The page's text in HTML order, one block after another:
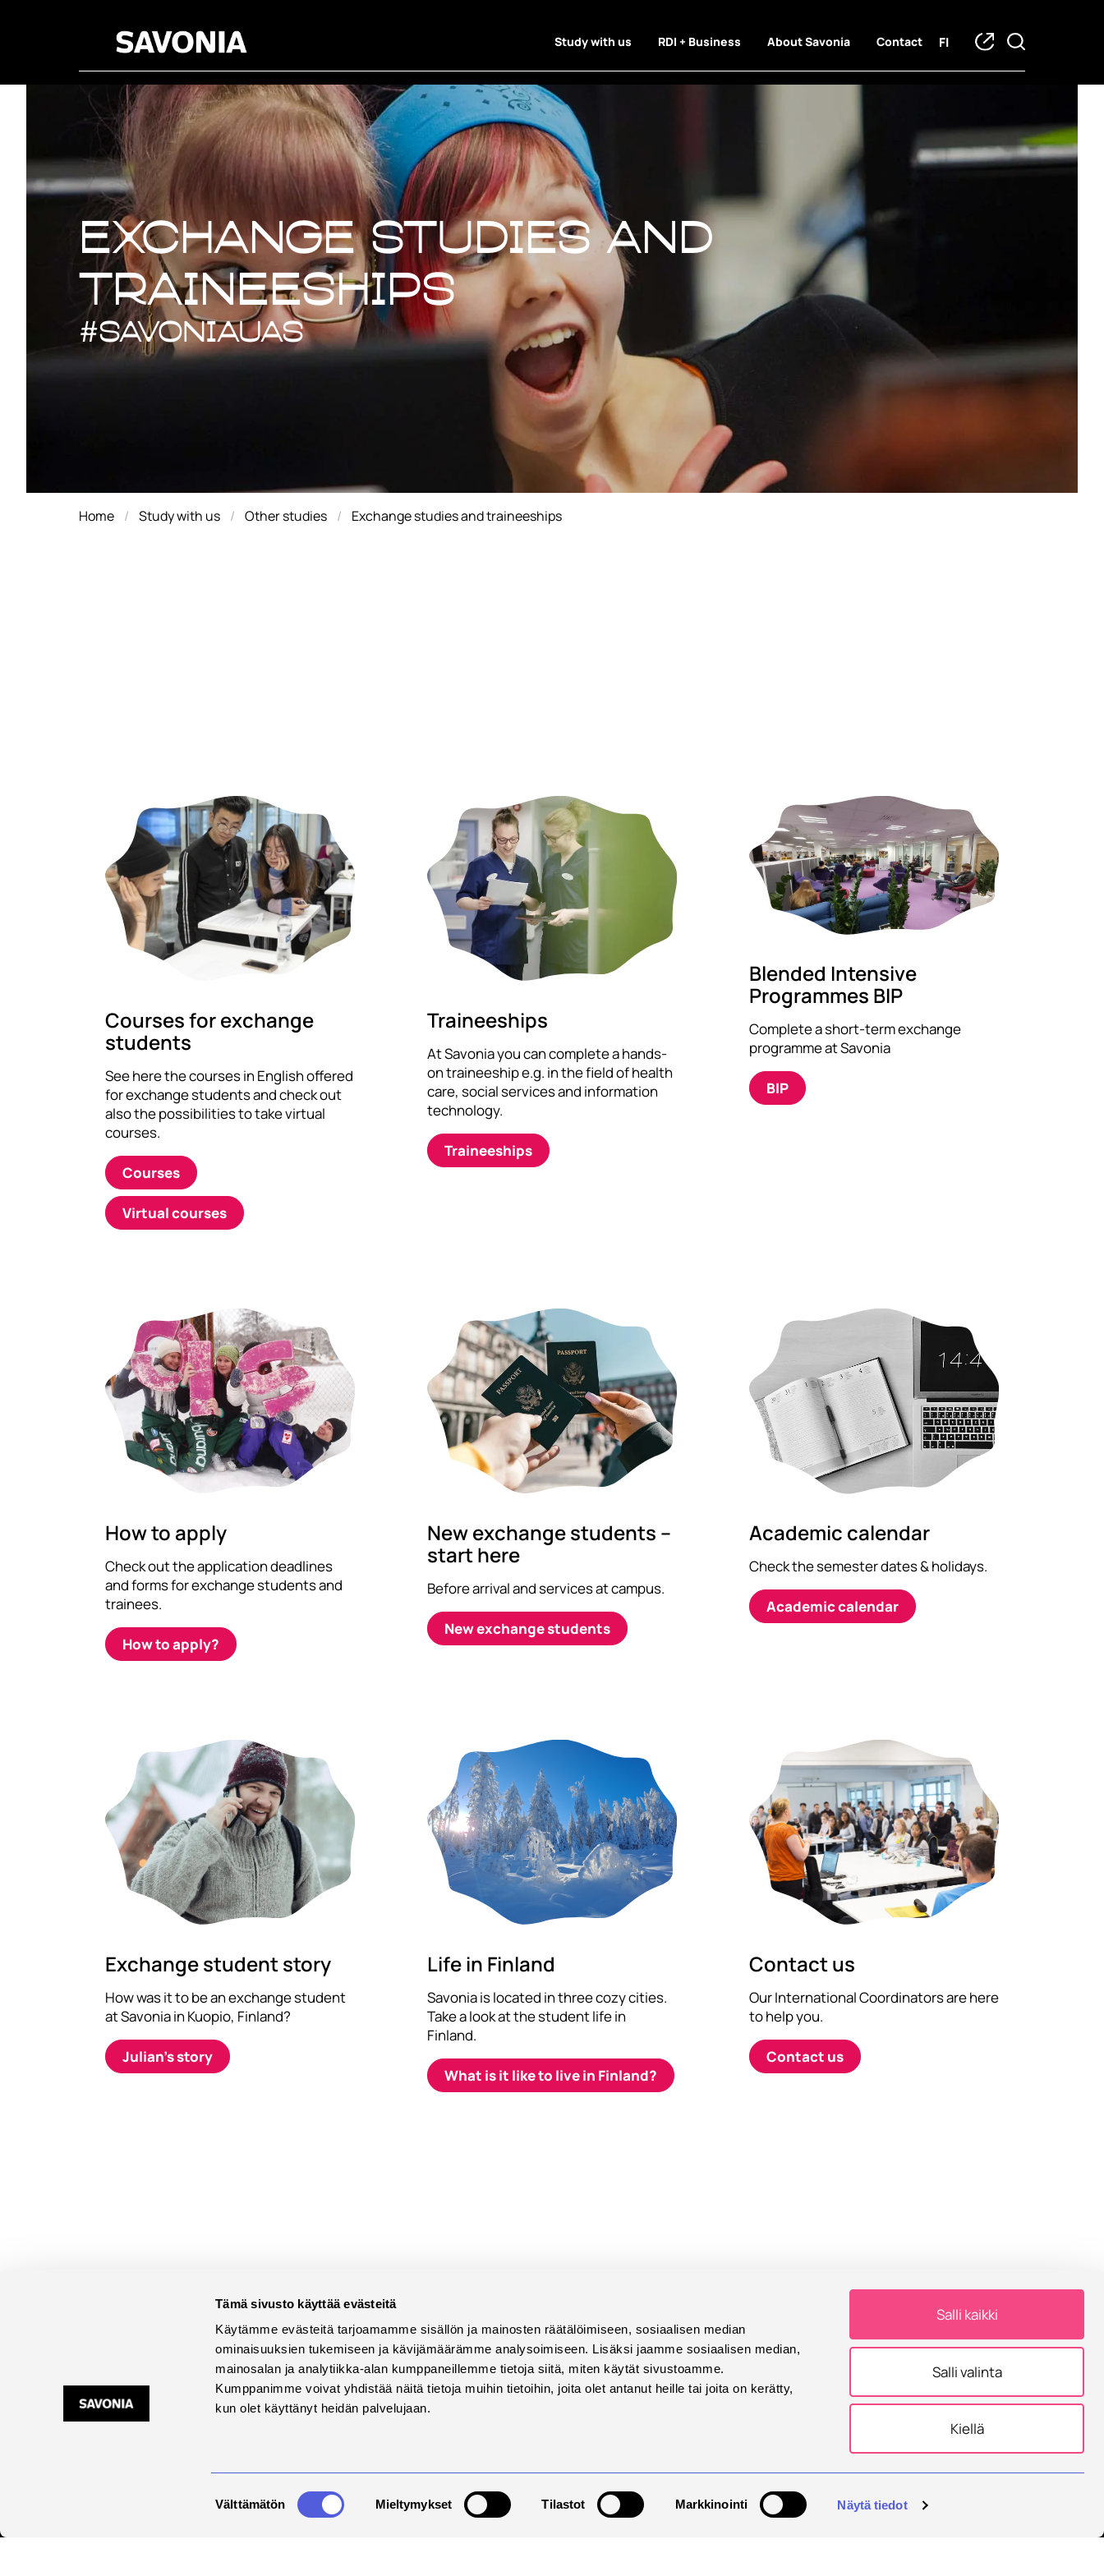
Tämä sivusto käyttää evästeitä
Käytämme evästeitä tarjoamamme sisällön ja mainosten räätälöimiseen, sosiaalisen median
ominaisuuksien tukemiseen ja kävijämäärämme analysoimiseen. Lisäksi jaamme sosiaalisen median,
mainosalan ja analytiikka-alan kumppaneillemme tietoja siitä, miten käytät sivustoamme.
Kumppanimme voivat yhdistää näitä tietoja muihin tietoihin, joita olet antanut heille tai joita on kerätty,
kun olet käyttänyt heidän palvelujaan.
Välttämätön Mieltymykset Tilastot Markkinointi Näytä tiedot
Salli kaikki
Salli valinta
Kiellä
Study with us RDI + Business About Savonia Contact FI
Exchange studies and
Exchange studies and
traineeships
#savoniaUAS
Home Study with us Other studies Exchange studies and traineeships
Courses for exchange
students
See here the courses in English offered
for exchange students and check out
also the possibilities to take virtual
courses.
Courses
Virtual courses
Traineeships
At Savonia you can complete a hands-
on traineeship e.g. in the field of health
care, social services and information
technology.
Traineeships
Blended Intensive
Programmes BIP
Complete a short-term exchange
programme at Savonia
BIP
How to apply
Check out the application deadlines
and forms for exchange students and
trainees.
How to apply?
New exchange students –
start here
Before arrival and services at campus.
New exchange students
Academic calendar
Check the semester dates & holidays.
Academic calendar
Exchange student story
How was it to be an exchange student
at Savonia in Kuopio, Finland?
Julian’s story
Life in Finland
Savonia is located in three cozy cities.
Take a look at the student life in
Finland.
What is it like to live in Finland?
Contact us
Our International Coordinators are here
to help you.
Contact us
Order Savonia newsletter
oriented university of